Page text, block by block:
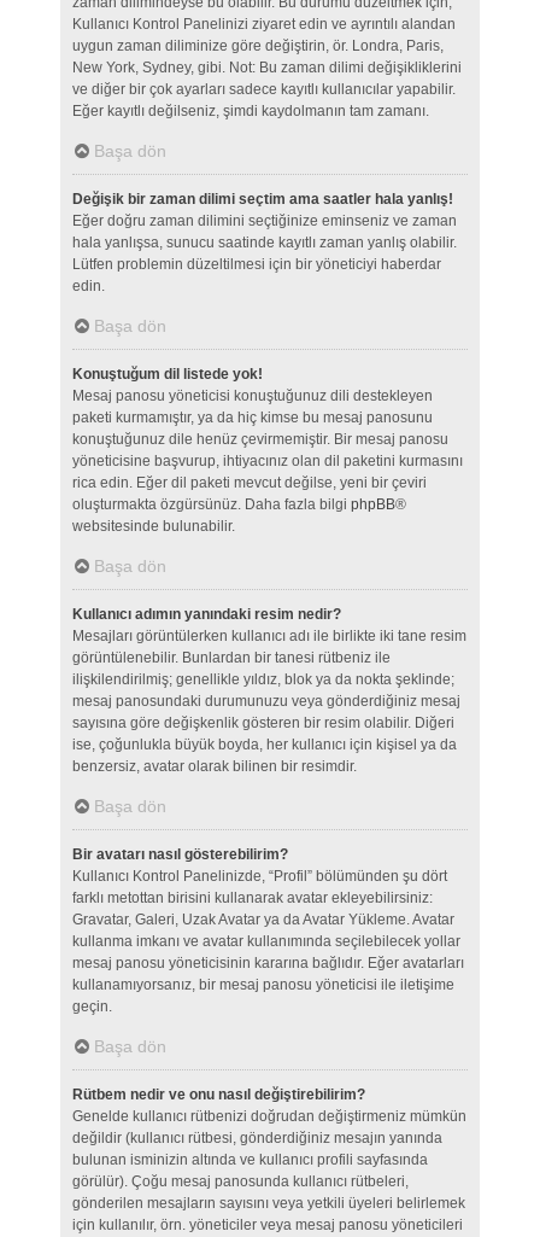
Kullanıcı Kontrol Panelinizi ziyaret edin ve ayrıntılı alandan
uygun zaman diliminize göre değiştirin, ör. Londra, Paris,
New York, Sydney, gibi. Not: Bu zaman dilimi değişikliklerini
ve diğer bir çok ayarları sadece kayıtlı kullanıcılar yapabilir.
Eğer kayıtlı değilseniz, şimdi kaydolmanın tam zamanı.
Başa dön
Değişik bir zaman dilimi seçtim ama saatler hala yanlış!
Eğer doğru zaman dilimini seçtiğinize eminseniz ve zaman
hala yanlışsa, sunucu saatinde kayıtlı zaman yanlış olabilir.
Lütfen problemin düzeltilmesi için bir yöneticiyi haberdar
edin.
Başa dön
Konuştuğum dil listede yok!
Mesaj panosu yöneticisi konuştuğunuz dili destekleyen
paketi kurmamıştır, ya da hiç kimse bu mesaj panosunu
konuştuğunuz dile henüz çevirmemiştir. Bir mesaj panosu
yöneticisine başvurup, ihtiyacınız olan dil paketini kurmasını
rica edin. Eğer dil paketi mevcut değilse, yeni bir çeviri
oluşturmakta özgürsünüz. Daha fazla bilgi phpBB®
websitesinde bulunabilir.
Başa dön
Kullanıcı adımın yanındaki resim nedir?
Mesajları görüntülerken kullanıcı adı ile birlikte iki tane resim
görüntülenebilir. Bunlardan bir tanesi rütbeniz ile
ilişkilendirilmiş; genellikle yıldız, blok ya da nokta şeklinde;
mesaj panosundaki durumunuzu veya gönderdiğiniz mesaj
sayısına göre değişkenlik gösteren bir resim olabilir. Diğeri
ise, çoğunlukla büyük boyda, her kullanıcı için kişisel ya da
benzersiz, avatar olarak bilinen bir resimdir.
Başa dön
Bir avatarı nasıl gösterebilirim?
Kullanıcı Kontrol Panelinizde, “Profil” bölümünden şu dört
farklı metottan birisini kullanarak avatar ekleyebilirsiniz:
Gravatar, Galeri, Uzak Avatar ya da Avatar Yükleme. Avatar
kullanma imkanı ve avatar kullanımında seçilebilecek yollar
mesaj panosu yöneticisinin kararına bağlıdır. Eğer avatarları
kullanamıyorsanız, bir mesaj panosu yöneticisi ile iletişime
geçin.
Başa dön
Rütbem nedir ve onu nasıl değiştirebilirim?
Genelde kullanıcı rütbenizi doğrudan değiştirmeniz mümkün
değildir (kullanıcı rütbesi, gönderdiğiniz mesajın yanında
bulunan isminizin altında ve kullanıcı profili sayfasında
görülür). Çoğu mesaj panosunda kullanıcı rütbeleri,
gönderilen mesajların sayısını veya yetkili üyeleri belirlemek
için kullanılır, örn. yöneticiler veya mesaj panosu yöneticileri